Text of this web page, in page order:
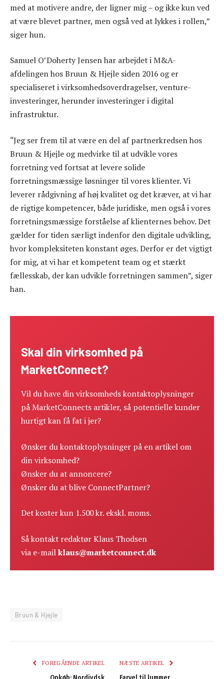
med at motivere andre, der ligner mig – og ikke kun ved
at være blevet partner, men også ved at lykkes i rollen,”
siger hun.
Samuel O’Doherty Jensen har arbejdet i M&A-
afdelingen hos Bruun & Hjejle siden 2016 og er
specialiseret i virksomhedsoverdragelser, venture-
investeringer, herunder investeringer i digital
infrastruktur.
“Jeg ser frem til at være en del af partnerkredsen hos
Bruun & Hjejle og medvirke til at udvikle vores
forretning ved fortsat at levere solide
forretningsmæssige løsninger til vores klienter. Vi
leverer rådgivning af høj kvalitet og det kræver, at vi har
de rigtige kompetencer, både juridiske, men også i vores
forretningsmæssige forståelse af klienternes behov. Det
gælder for tiden særligt indenfor den digitale udvikling,
hvor kompleksiteten konstant øges. Derfor er det vigtigt
for mig, at vi har et kompetent team og et stærkt
fællesskab, der kan udvikle forretningen sammen”, siger
han.
Skal din virksomhed på
MarketConnect?
Vil du have din virksomheds kontaktoplysninger
på MarketConnects artikler, så potentielle kunder
hurtigt kan få fat i jer?
Ønsker du kontaktoplysninger på en artikel om
din virksomhed?
Ønsker du at annoncere?
Ønsker du at blive ConnectPartner?
Det koster kun 1.500 kr. ekskl. moms.
Så kontakt redaktør Klaus Thodsen
via e-mailklaus@marketconnect.dk
Bruun & Hjejle
FOREGÅENDE ARTIKEL NÆSTE ARTIKEL